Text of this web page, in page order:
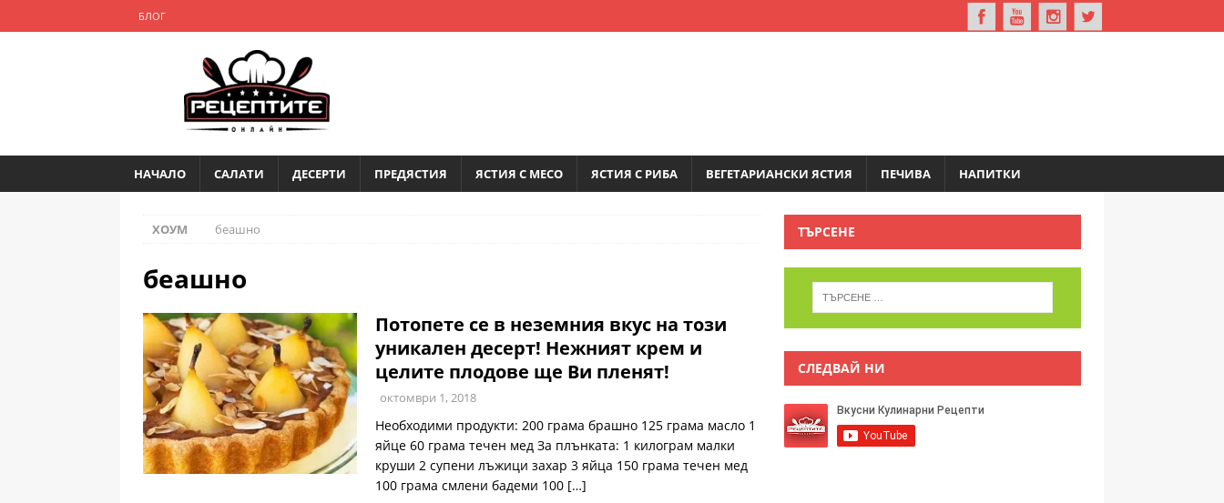
БЛОГ
НАЧАЛО САЛАТИ ДЕСЕРТИ ПРЕДЯСТИЯ ЯСТИЯ С МЕСО ЯСТИЯ С РИБА ВЕГЕТАРИАНСКИ ЯСТИЯ ПЕЧИВА НАПИТКИ
ХОУМ беашно
беашно
Потопете се в неземния вкус на този
уникален десерт! Нежният крем и
целите плодове ще Ви пленят!
октомври 1, 2018
Необходими продукти: 200 грама брашно 125 грама масло 1
яйце 60 грама течен мед За плънката: 1 килограм малки
круши 2 супени лъжици захар 3 яйца 150 грама течен мед
100 грама смлени бадеми 100 […]
ТЪРСЕНЕ
СЛЕДВАЙ НИ